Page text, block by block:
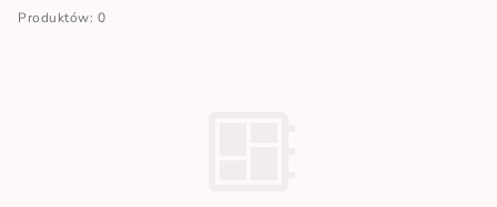
Produktów: 0